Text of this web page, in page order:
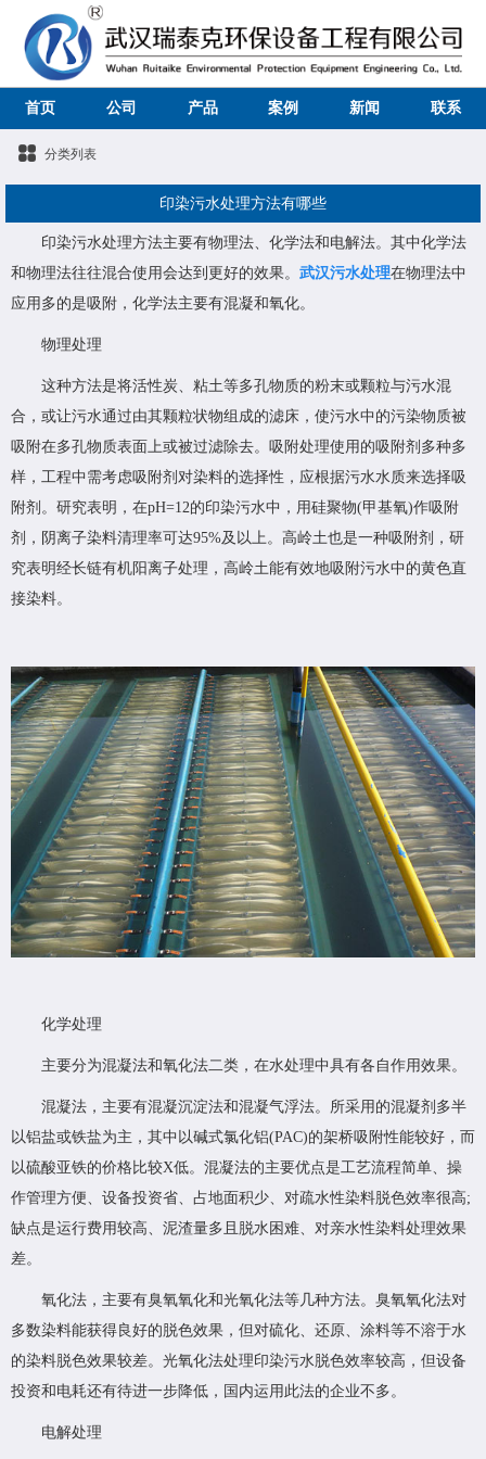
首页 公司 产品 案例 新闻 联系
分类列表
印染污水处理方法有哪些
印染污水处理方法主要有物理法、化学法和电解法。其中化学法
和物理法往往混合使用会达到更好的效果。 武汉污水处理在物理法中
应用多的是吸附，化学法主要有混凝和氧化。
物理处理
这种方法是将活性炭、粘土等多孔物质的粉末或颗粒与污水混
合，或让污水通过由其颗粒状物组成的滤床，使污水中的污染物质被
吸附在多孔物质表面上或被过滤除去。吸附处理使用的吸附剂多种多
样，工程中需考虑吸附剂对染料的选择性，应根据污水水质来选择吸
附剂。研究表明，在pH=12的印染污水中，用硅聚物(甲基氧)作吸附
剂，阴离子染料清理率可达95%及以上。高岭土也是一种吸附剂，研
究表明经长链有机阳离子处理，高岭土能有效地吸附污水中的黄色直
接染料。
化学处理
主要分为混凝法和氧化法二类，在水处理中具有各自作用效果。
混凝法，主要有混凝沉淀法和混凝气浮法。所采用的混凝剂多半
以铝盐或铁盐为主，其中以碱式氯化铝(PAC)的架桥吸附性能较好，而
以硫酸亚铁的价格比较X低。混凝法的主要优点是工艺流程简单、操
作管理方便、设备投资省、占地面积少、对疏水性染料脱色效率很高;
缺点是运行费用较高、泥渣量多且脱水困难、对亲水性染料处理效果
差。
氧化法，主要有臭氧氧化和光氧化法等几种方法。臭氧氧化法对
多数染料能获得良好的脱色效果，但对硫化、还原、涂料等不溶于水
的染料脱色效果较差。光氧化法处理印染污水脱色效率较高，但设备
投资和电耗还有待进一步降低，国内运用此法的企业不多。
电解处理